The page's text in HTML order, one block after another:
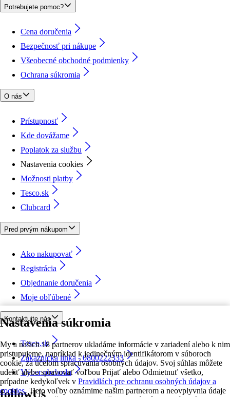
Nastavenia súkromia
My a našich 18 partnerov ukladáme informácie v zariadení alebo k nim
pristupujeme, napríklad k jedinečným identifikátorom v súboroch
cookie, za účelom spracúvania osobných údajov. Svoj súhlas môžete
udeliť alebo spravovať voľbou Prijať alebo Odmietnuť všetko,
prípadne kedykoľvek v Pravidlách pre ochranu osobných údajov a
cookies. Tieto voľby oznámime našim partnerom a neovplyvnia údaje
Potrebujete pomoc?
Cena doručenia
Bezpečnosť pri nákupe
Všeobecné obchodné podmienky
Ochrana súkromia
O nás
Prístupnosť
Kde dovážame
Poplatok za službu
Nastavenia cookies
Možnosti platby
Tesco.sk
Clubcard
Pred prvým nákupom
Ako nakupovať
Registrácia
Objednanie doručenia
Moje obľúbené
Kontaktujte nás
Tesco.sk
Zákaznícka linka - 0800222333
Výber obchodu
followUs